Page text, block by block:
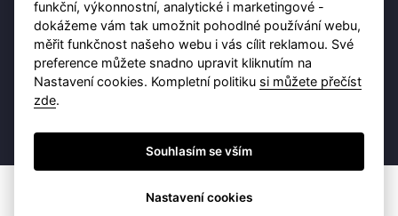
© 2026 Destinační portál provozujeBrána Jihlavy,
příspěvková organizace. Všechna práva vyhrazena.
Ochrana osobních údajů
funkční, výkonnostní, analytické i marketingové -
dokážeme vám tak umožnit pohodlné používání webu,
měřit funkčnost našeho webu i vás cílit reklamou. Své
preference můžete snadno upravit kliknutím na
Nastavení cookies. Kompletní politiku si můžete přečíst
zde.
Souhlasím se vším
Nastavení cookies